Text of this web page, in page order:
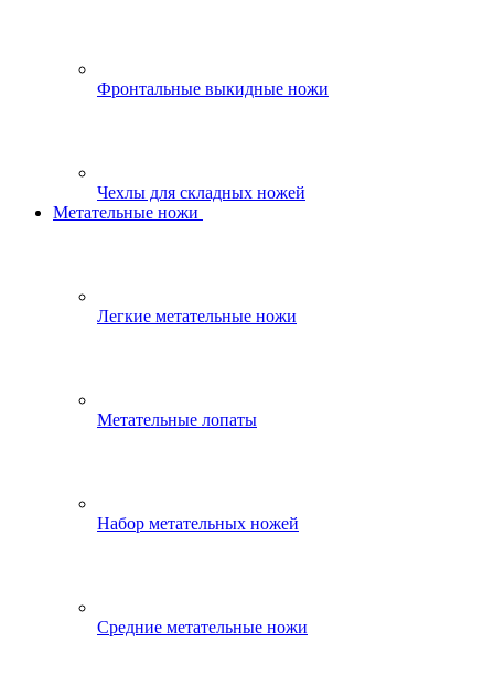
Фронтальные выкидные ножи
Чехлы для складных ножей
Метательные ножи
Легкие метательные ножи
Метательные лопаты
Набор метательных ножей
Средние метательные ножи